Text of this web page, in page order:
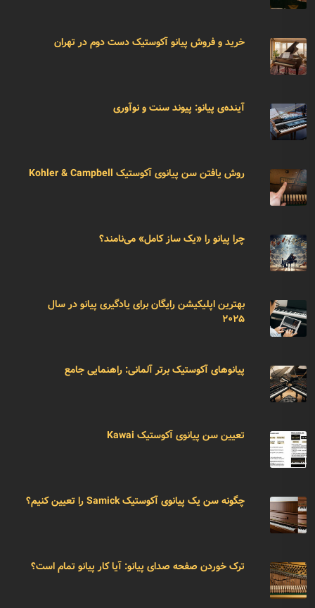
خرید و فروش پیانو آکوستیک دست دوم در تهران
آینده‌ی پیانو: پیوند سنت و نوآوری
روش یافتن سن پیانوی آکوستیک Kohler & Campbell
چرا پیانو را «یک ساز کامل» می‌نامند؟
بهترین اپلیکیشن رایگان برای یادگیری پیانو در سال
۲۰۲۵
پیانوهای آکوستیک برتر آلمانی: راهنمایی جامع
تعیین سن پیانوی آکوستیک Kawai
چگونه سن یک پیانوی آکوستیک Samick را تعیین کنیم؟
ترک خوردن صفحه صدای پیانو: آیا کار پیانو تمام است؟